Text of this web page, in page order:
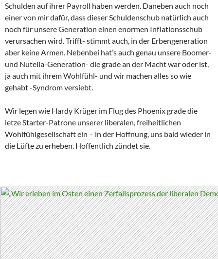
Schulden auf ihrer Payroll haben werden. Daneben auch noch
einer von mir dafür, dass dieser Schuldenschub natürlich auch
noch für unsere Generation einen enormen Inflationsschub
verursachen wird. Trifft- stimmt auch, in der Erbengeneration
aber keine Armen. Nebenbei hat’s auch genau unsere Boomer-
und Nutella-Generation- die grade an der Macht war oder ist,
ja auch mit ihrem Wohlfühl- und wir machen alles so wie
gehabt -Syndrom versiebt.
Wir legen wie Hardy Krüger im Flug des Phoenix grade die
letze Starter-Patrone unserer liberalen, freiheitlichen
Wohlfühlgesellschaft ein – in der Hoffnung, uns bald wieder in
die Lüfte zu erheben. Hoffentlich zündet sie.